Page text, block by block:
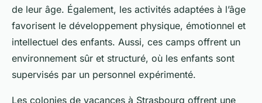
de leur âge. Également, les activités adaptées à l’âge
favorisent le développement physique, émotionnel et
intellectuel des enfants. Aussi, ces camps offrent un
environnement sûr et structuré, où les enfants sont
supervisés par un personnel expérimenté.
Les colonies de vacances à Strasbourg offrent une